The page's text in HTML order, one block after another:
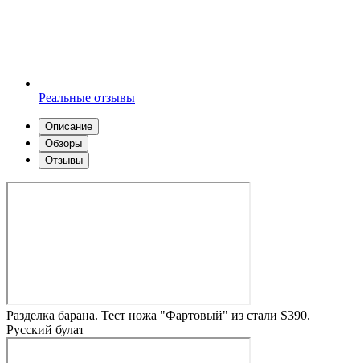
Реальные отзывы
Описание
Обзоры
Отзывы
Разделка барана. Тест ножа "Фартовый" из стали S390.
Русский булат